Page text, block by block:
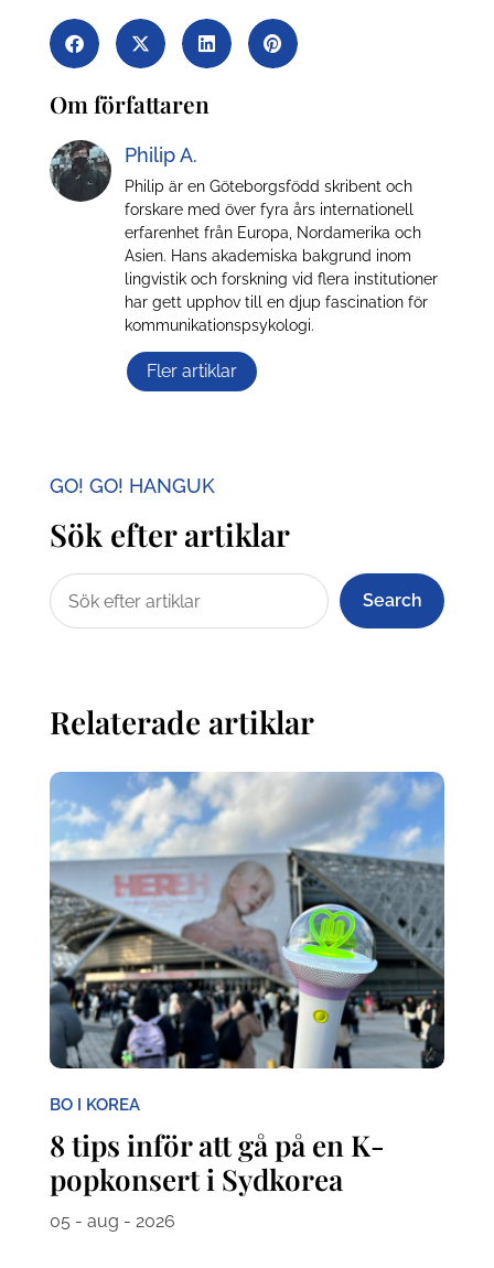
Om författaren
Philip A.
Philip är en Göteborgsfödd skribent och
forskare med över fyra års internationell
erfarenhet från Europa, Nordamerika och
Asien. Hans akademiska bakgrund inom
lingvistik och forskning vid flera institutioner
har gett upphov till en djup fascination för
kommunikationspsykologi.
Fler artiklar
GO! GO! HANGUK
Sök efter artiklar
Search
Relaterade artiklar
BO I KOREA
8 tips inför att gå på en K-
popkonsert i Sydkorea
05 - aug - 2026